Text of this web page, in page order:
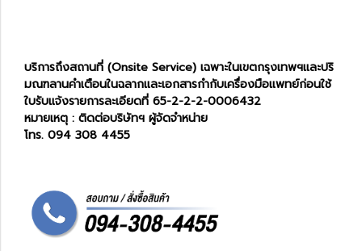
บริการถึงสถานที่ (Onsite Service) เฉพาะในเขตกรุงเทพฯและปริ
มณฑลานคำเตือนในฉลากและเอกสารกำกับเครื่องมือแพทย์ก่อนใช้
ใบรับแจ้งรายการละเอียดที่ 65-2-2-2-0006432
หมายเหตุ : ติดต่อบริษัทฯ ผู้จัดจำหน่าย
โทร. 094 308 4455